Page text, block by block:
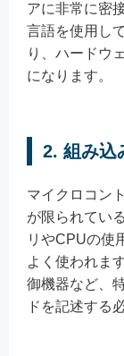
アに非常に密
言語を使用し
り、ハードウ
になります。
2. 組み込
マイクロコン
が限られてい
リやCPUの使
よく使われま
御機器など、
ドを記述する